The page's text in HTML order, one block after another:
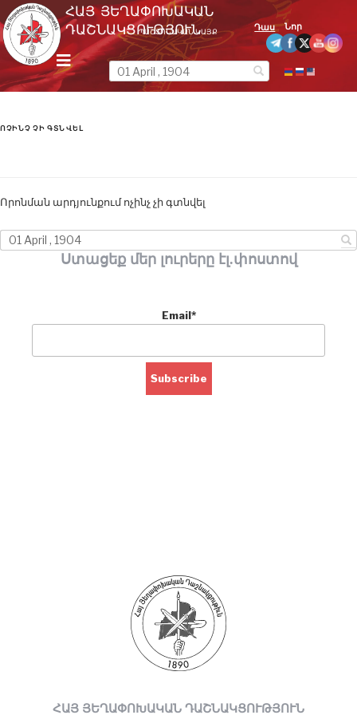
Skip
to
content
m
e
n
u
ՀԱՅ ՅԵՂԱՓՈԽԱԿԱՆ
ԴԱՇՆԱԿՑՈՒԹՅՈՒՆ
ՊԱՇՏՈՆԱԿԱՆ ԿԱՅՔ
Դաս Նոր
ՈՉԻՆՉ ՉԻ ԳՏՆՎԵԼ
Որոնման արդյունքում ոչինչ չի գտնվել
Ստացեք մեր լուրերը էլ.փոստով
Email*
ՀԱՅ ՅԵՂԱՓՈԽԱԿԱՆ ԴԱՇՆԱԿՑՈՒԹՅՈՒՆ